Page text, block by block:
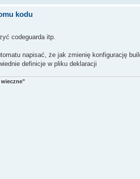
kodu
codeguarda itp.
napisać, że jak zmienię konfigurację
definicje w pliku deklaracji
wieczne"